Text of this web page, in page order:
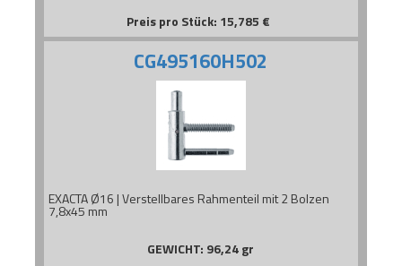
Preis pro Stück: 15,785 €
CG495160H502
EXACTA Ø16 | Verstellbares Rahmenteil mit 2 Bolzen
7,8x45 mm
GEWICHT: 96,24 gr